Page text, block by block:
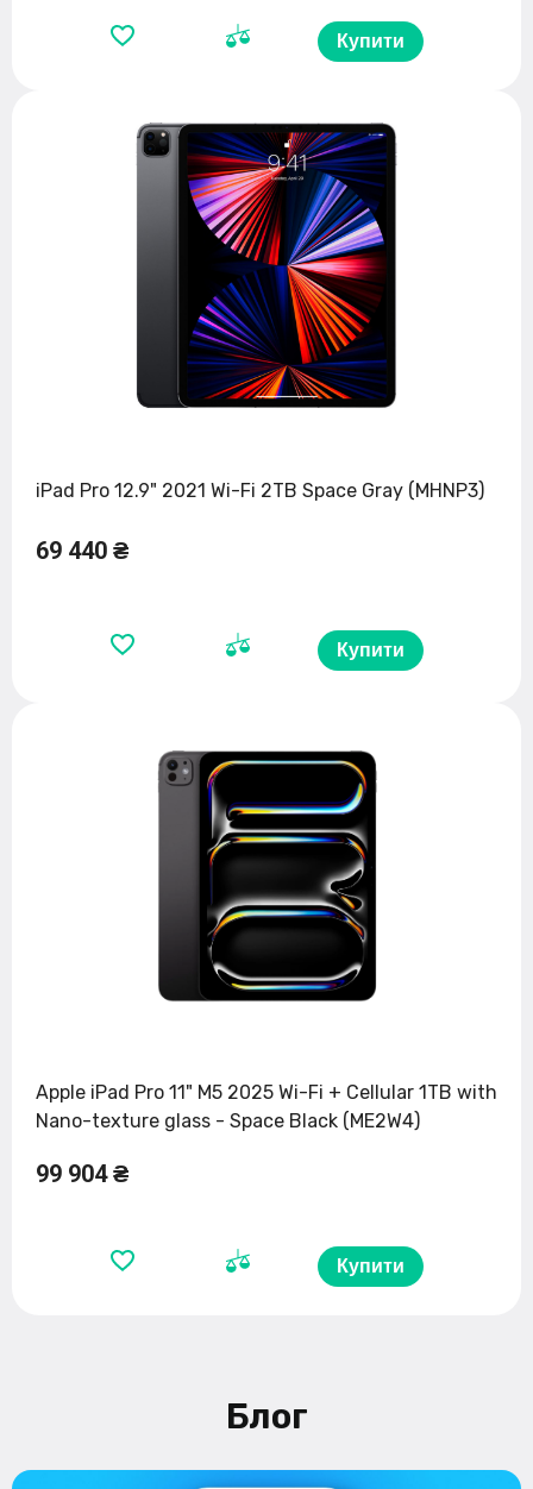
Купити
iPad Pro 12.9" 2021 Wi-Fi 2TB Space Gray (MHNP3)
69 440 ₴
Купити
Apple iPad Pro 11" M5 2025 Wi-Fi + Cellular 1TB with
Nano-texture glass - Space Black (ME2W4)
99 904 ₴
Купити
Блог